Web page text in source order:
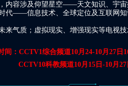
容涉及仰望星空——天文知识、宇宙
代——信息技术、全球定位及互联网
气质；虚拟现实、增强现实等电视
间：CCTV1综合频道10月24-10月27日
CCTV10科教频道10月15日-10月27